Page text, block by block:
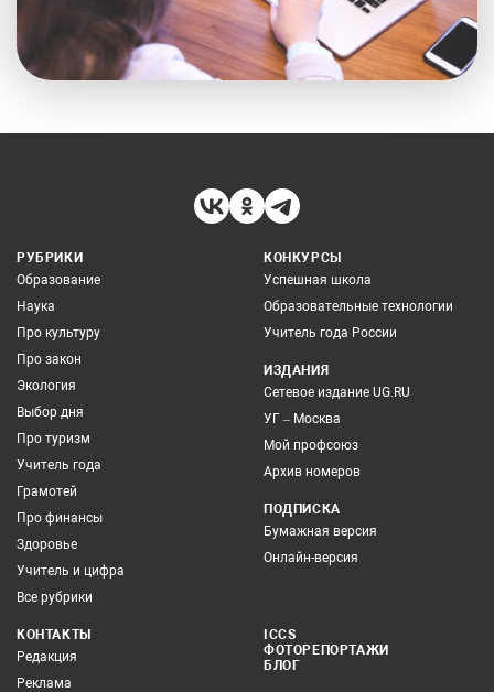
РУБРИКИ
Образование
Наука
Про культуру
Про закон
Экология
Выбор дня
Про туризм
Учитель года
Грамотей
Про финансы
Здоровье
Учитель и цифра
Все рубрики
КОНКУРСЫ
Успешная школа
Образовательные технологии
Учитель года России
ИЗДАНИЯ
Сетевое издание UG.RU
УГ – Москва
Мой профсоюз
Архив номеров
ПОДПИСКА
Бумажная версия
Онлайн-версия
КОНТАКТЫ
Редакция
Реклама
ICCS
ФОТОРЕПОРТАЖИ
БЛОГ